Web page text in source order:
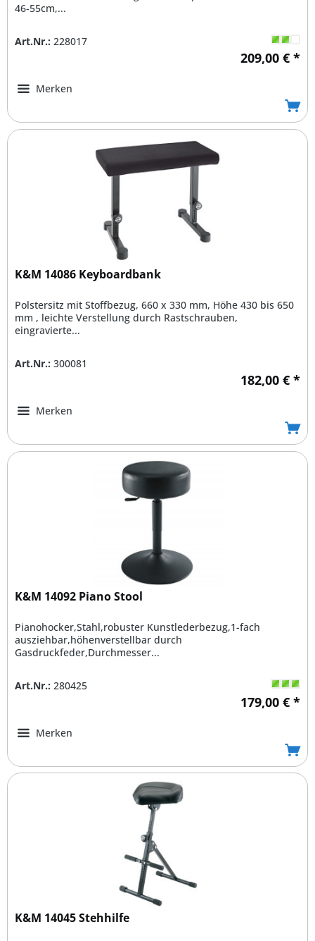
46-55cm,...
Art.Nr.: 228017
209,00 € *
Merken
K&M 14086 Keyboardbank
Polstersitz mit Stoffbezug, 660 x 330 mm, Höhe 430 bis 650
mm , leichte Verstellung durch Rastschrauben,
eingravierte...
Art.Nr.: 300081
182,00 € *
Merken
K&M 14092 Piano Stool
Pianohocker,Stahl,robuster Kunstlederbezug,1-fach
ausziehbar,höhenverstellbar durch
Gasdruckfeder,Durchmesser...
Art.Nr.: 280425
179,00 € *
Merken
K&M 14045 Stehhilfe